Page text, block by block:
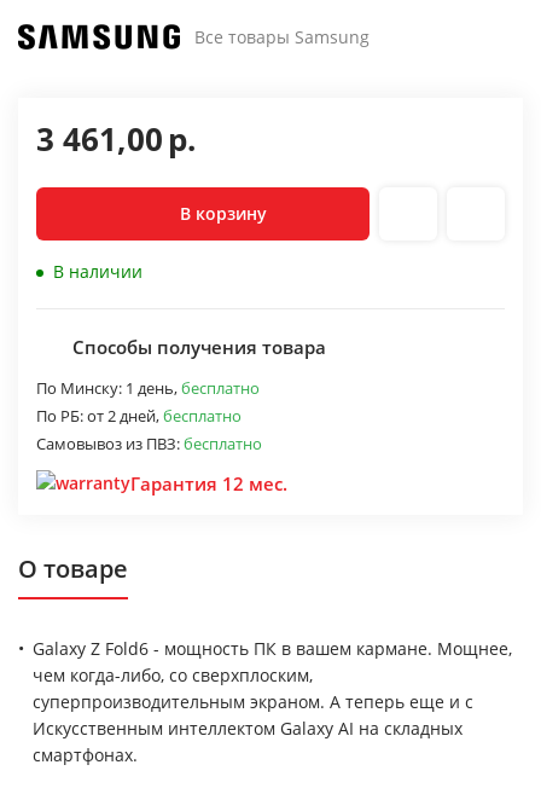
Все товары Samsung
3 461,00р.
В корзину
В наличии
Способы получения товара
По Минску: 1 день,бесплатно
По РБ:от 2 дней,бесплатно
Самовывоз из ПВЗ:бесплатно
Гарантия 12 мес.
О товаре
Galaxy Z Fold6 - мощность ПК в вашем кармане. Мощнее,
чем когда-либо, со сверхплоским,
суперпроизводительным экраном. А теперь еще и с
Искусственным интеллектом Galaxy AI на складных
смартфонах.